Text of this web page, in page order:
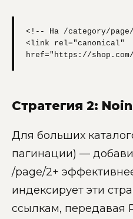
<!-- На /category/
<link rel="canonical"
href="https://
Стратегия 2:
Для больших
пагинации) —
/page/2+
индексирует эти
ссылкам, передавая